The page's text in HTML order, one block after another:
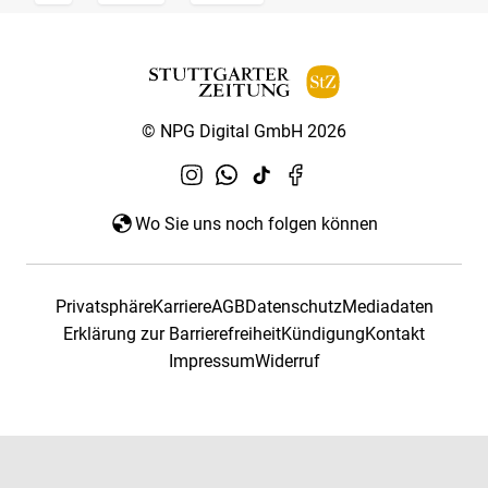
© NPG Digital GmbH 2026
Wo Sie uns noch folgen können
PrivatsphäreKarriereAGBDatenschutzMediadaten
Erklärung zur BarrierefreiheitKündigungKontakt
ImpressumWiderruf